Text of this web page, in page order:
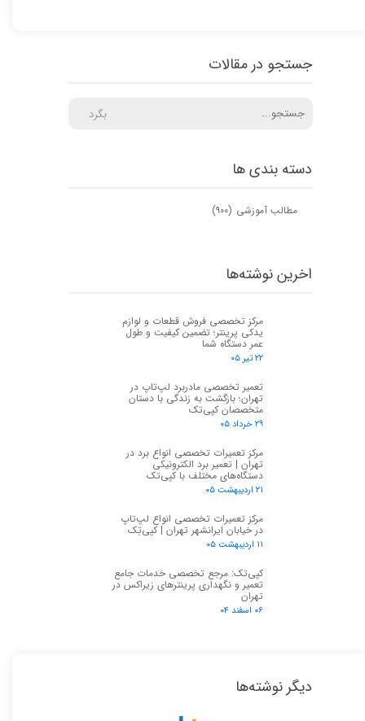
دسته بندی ها
مطالب آموزشی (۹۰۰)
جستجو در مقالات
بگرد
اخرین نوشته‌ها
مرکز تخصصی فروش قطعات و لوازم
یدکی پرینتر؛ تضمین کیفیت و طول
عمر دستگاه شما
۲۲ تیر ۰۵
تعمیر تخصصی مادربرد لپ‌تاپ در
تهران؛ بازگشت به زندگی با دستان
متخصصان کپی‌تک
۲۹ خرداد ۰۵
مرکز تعمیرات تخصصی انواع برد در
تهران | تعمیر برد الکترونیکی
دستگاه‌های مختلف با کپی‌تک
۲۱ اردیبهشت ۰۵
مرکز تعمیرات تخصصی انواع لپ‌تاپ
در خیابان ایرانشهر تهران | کپی‌تِک
۱۱ اردیبهشت ۰۵
کپی‌تک: مرجع تخصصی خدمات جامع
تعمیر و نگهداری پرینترهای زیراکس در
تهران
۰۶ اسفند ۰۴
دیگر نوشته‌ها